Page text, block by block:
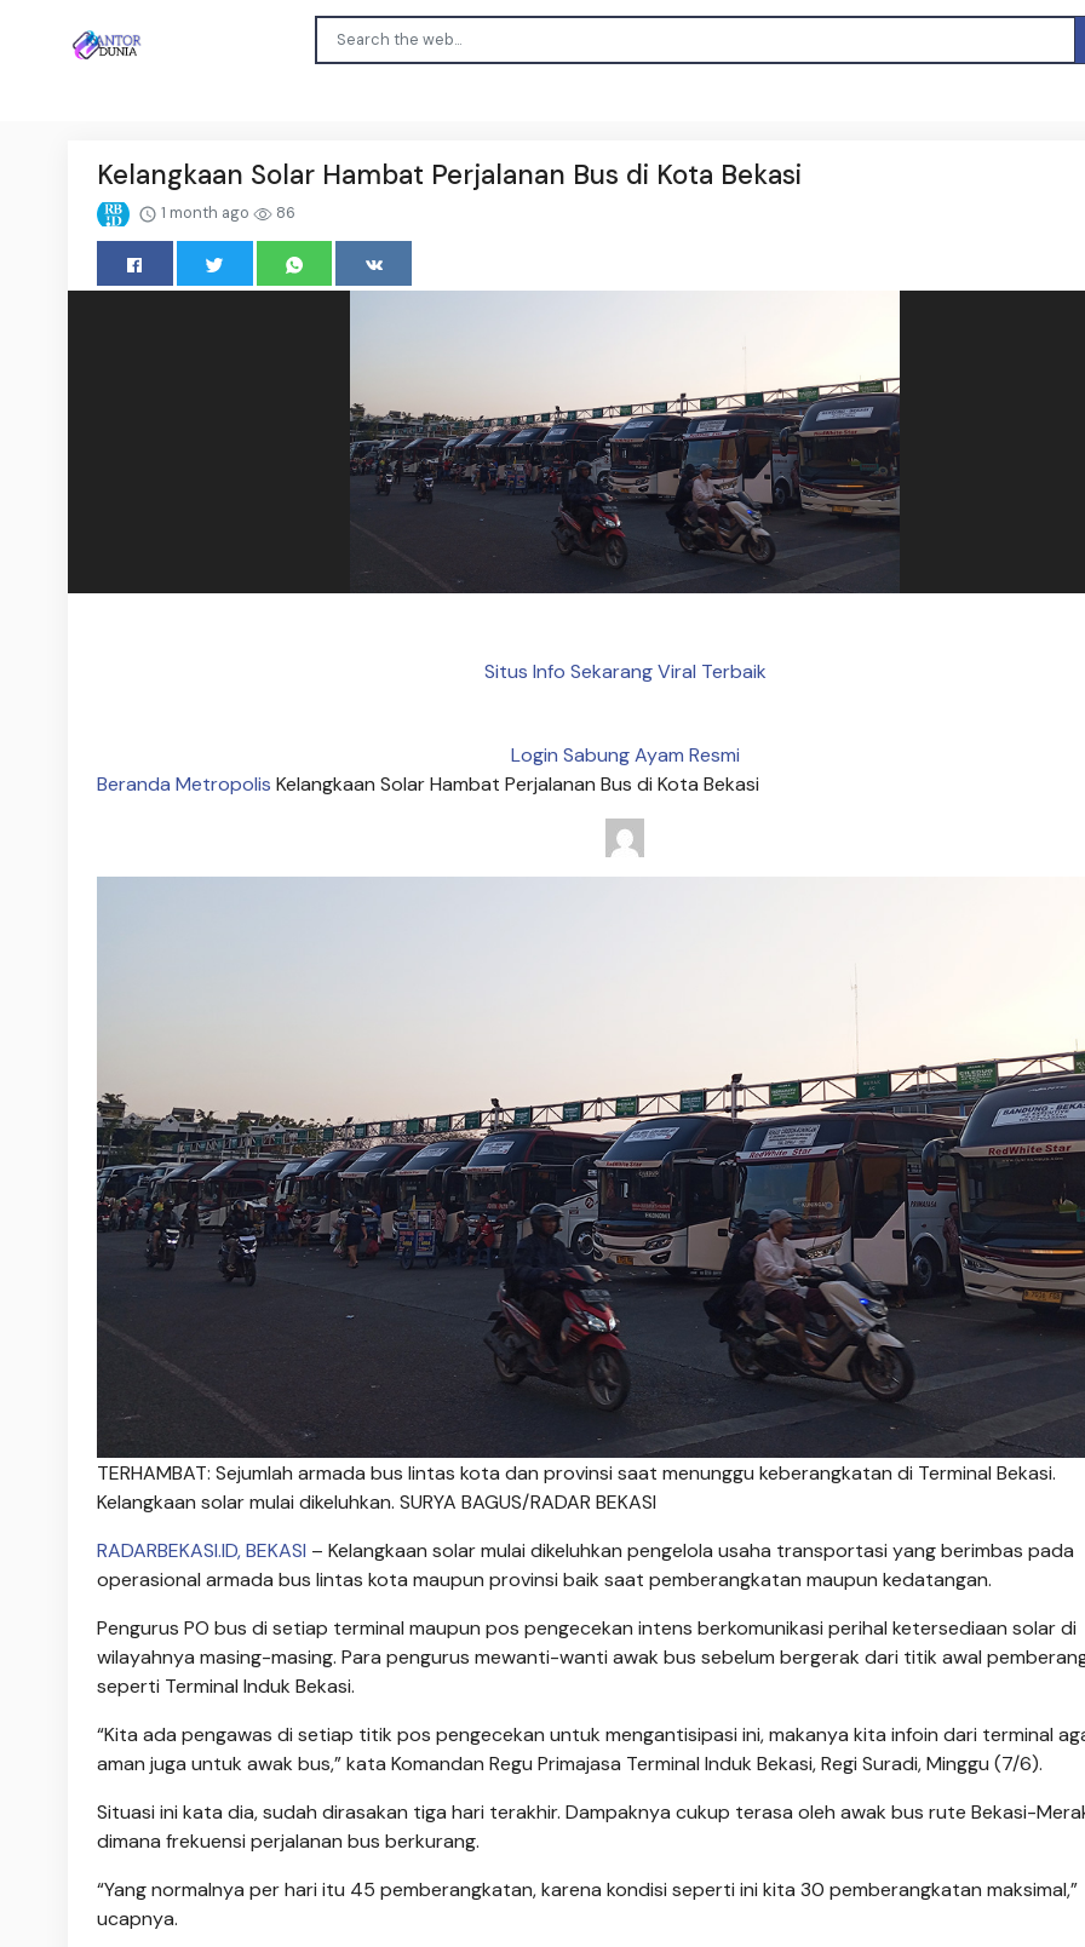
Kelangkaan Solar Hambat Perjalanan Bus di Kota Bekasi
1 month ago 86
Situs Info Sekarang Viral Terbaik
Login Sabung Ayam Resmi
Beranda Metropolis Kelangkaan Solar Hambat Perjalanan Bus di Kota Bekasi
TERHAMBAT: Sejumlah armada bus lintas kota dan provinsi saat menunggu keberangkatan di Terminal Bekasi.
Kelangkaan solar mulai dikeluhkan. SURYA BAGUS/RADAR BEKASI
RADARBEKASI.ID, BEKASI – Kelangkaan solar mulai dikeluhkan pengelola usaha transportasi yang berimbas pada
operasional armada bus lintas kota maupun provinsi baik saat pemberangkatan maupun kedatangan.
Pengurus PO bus di setiap terminal maupun pos pengecekan intens berkomunikasi perihal ketersediaan solar di
wilayahnya masing-masing. Para pengurus mewanti-wanti awak bus sebelum bergerak dari titik awal
seperti Terminal Induk Bekasi.
“Kita ada pengawas di setiap titik pos pengecekan untuk mengantisipasi ini, makanya kita infoin dari terminal
aman juga untuk awak bus,” kata Komandan Regu Primajasa Terminal Induk Bekasi, Regi Suradi, Minggu (7/6).
Situasi ini kata dia, sudah dirasakan tiga hari terakhir. Dampaknya cukup terasa oleh awak bus rute Bekasi-
dimana frekuensi perjalanan bus berkurang.
“Yang normalnya per hari itu 45 pemberangkatan, karena kondisi seperti ini kita 30 pemberangkatan maksimal,”
ucapnya.